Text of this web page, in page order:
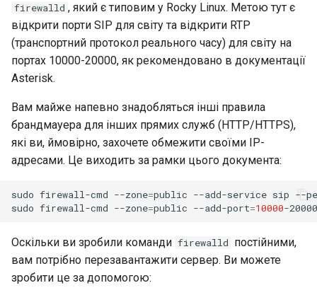
firewalld , який є типовим у Rocky Linux. Метою тут є
відкрити порти SIP для світу та відкрити RTP
(транспортний протокол реального часу) для світу на
портах 10000-20000, як рекомендовано в документації
Asterisk.
Вам майже напевно знадобляться інші правила
брандмауера для інших прямих служб (HTTP/HTTPS),
які ви, ймовірно, захочете обмежити своїми IP-
адресами. Це виходить за рамки цього документа:
sudo firewall-cmd --zone=public --add-service sip --
sudo firewall-cmd --zone=public --add-port=10000-
Оскільки ви зробили команди firewalld постійними,
вам потрібно перезавантажити сервер. Ви можете
зробити це за допомогою: